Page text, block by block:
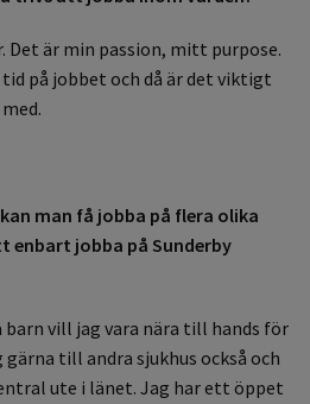
Det är min passion, mitt purpose.
på jobbet och då är det viktigt
man få jobba på flera olika
enbart jobba på Sunderby
barn vill jag vara nära till hands för
till andra sjukhus också och
ute i länet. Jag har ett öppet